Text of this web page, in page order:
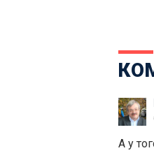
А у